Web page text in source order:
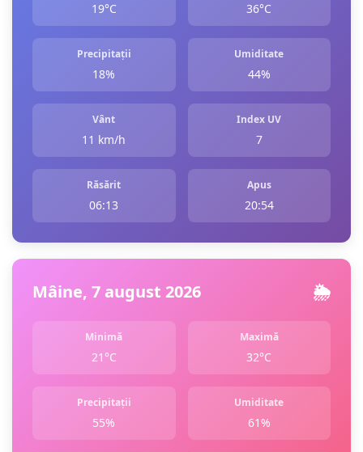
19°C 36°C
Precipitații
18%
Umiditate
44%
Vânt
11 km/h
Index UV
7
Răsărit
06:13
Apus
20:54
Mâine, 7 august 2026 🌦️
Minimă
21°C
Maximă
32°C
Precipitații
55%
Umiditate
61%